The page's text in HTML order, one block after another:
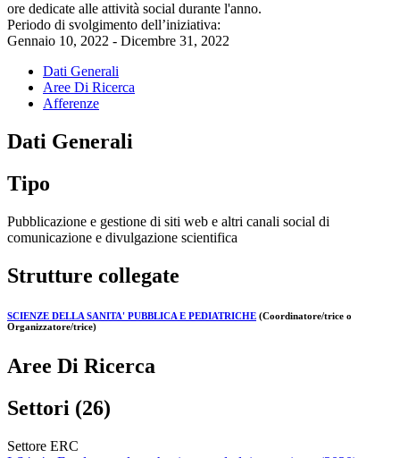
ore dedicate alle attività social durante l'anno.
Periodo di svolgimento dell’iniziativa:
Gennaio 10, 2022 - Dicembre 31, 2022
Dati Generali
Aree Di Ricerca
Afferenze
Dati Generali
Tipo
Pubblicazione e gestione di siti web e altri canali social di
comunicazione e divulgazione scientifica
Strutture collegate
SCIENZE DELLA SANITA' PUBBLICA E PEDIATRICHE (Coordinatore/trice o
Organizzatore/trice)
Aree Di Ricerca
Settori (26)
Settore ERC